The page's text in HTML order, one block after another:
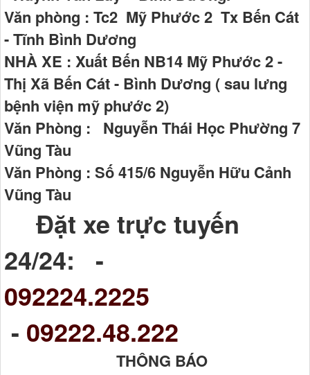
Văn phòng : Tc2 Mỹ Phước 2 Tx Bến Cát
- Tĩnh Bình Dương
NHÀ XE : Xuất Bến NB14 Mỹ Phước 2 -
Thị Xã Bến Cát - Bình Dương ( sau lưng
bệnh viện mỹ phước 2)
Văn Phòng : Nguyễn Thái Học Phường 7
Vũng Tàu
Văn Phòng : Số 415/6 Nguyễn Hữu Cảnh
Vũng Tàu
Đặt xe trực tuyến
24/24: -
092224.2225
- 09222.48.222
THÔNG BÁO